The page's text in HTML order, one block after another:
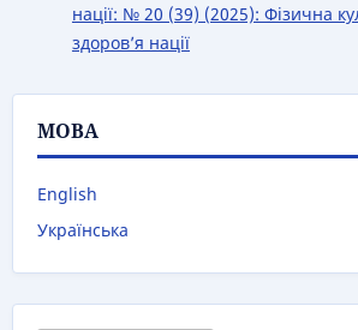
нації: № 20 (39) (2025): Фізична
здоров’я нації
МОВА
English
Українська